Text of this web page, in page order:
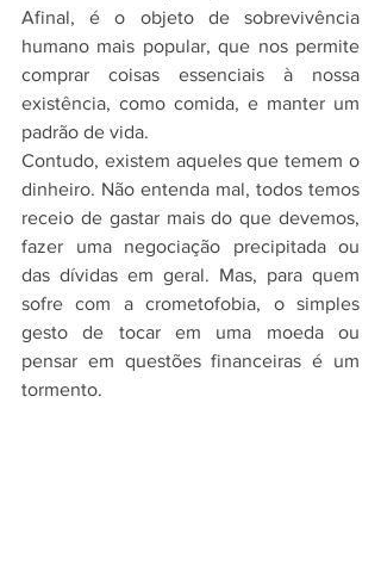
Afinal, é o objeto de sobrevivência
humano mais popular, que nos permite
comprar coisas essenciais à nossa
existência, como comida, e manter um
padrão de vida.
Contudo, existem aqueles que temem o
dinheiro. Não entenda mal, todos temos
receio de gastar mais do que devemos,
fazer uma negociação precipitada ou
das dívidas em geral. Mas, para quem
sofre com a crometofobia, o simples
gesto de tocar em uma moeda ou
pensar em questões financeiras é um
tormento.